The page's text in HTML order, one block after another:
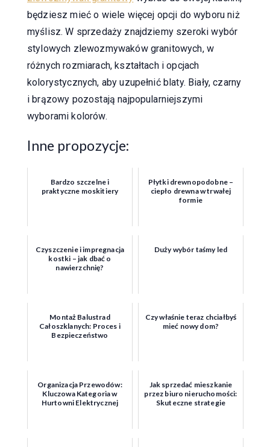
będziesz mieć o wiele więcej opcji do wyboru niż
myślisz. W sprzedaży znajdziemy szeroki wybór
stylowych zlewozmywaków granitowych, w
różnych rozmiarach, kształtach i opcjach
kolorystycznych, aby uzupełnić blaty. Biały, czarny
i brązowy pozostają najpopularniejszymi
wyborami kolorów.
Inne propozycje:
Bardzo szczelne i
praktyczne moskitiery
Płytki drewnopodobne –
ciepło drewna w trwałej
formie
Czyszczenie i impregnacja
kostki – jak dbać o
nawierzchnię?
Duży wybór taśmy led
Montaż Balustrad
Całoszklanych: Proces i
Bezpieczeństwo
Czy właśnie teraz chciałbyś
mieć nowy dom?
Organizacja Przewodów:
Kluczowa Kategoria w
Hurtowni Elektrycznej
Jak sprzedać mieszkanie
przez biuro nieruchomości:
Skuteczne strategie